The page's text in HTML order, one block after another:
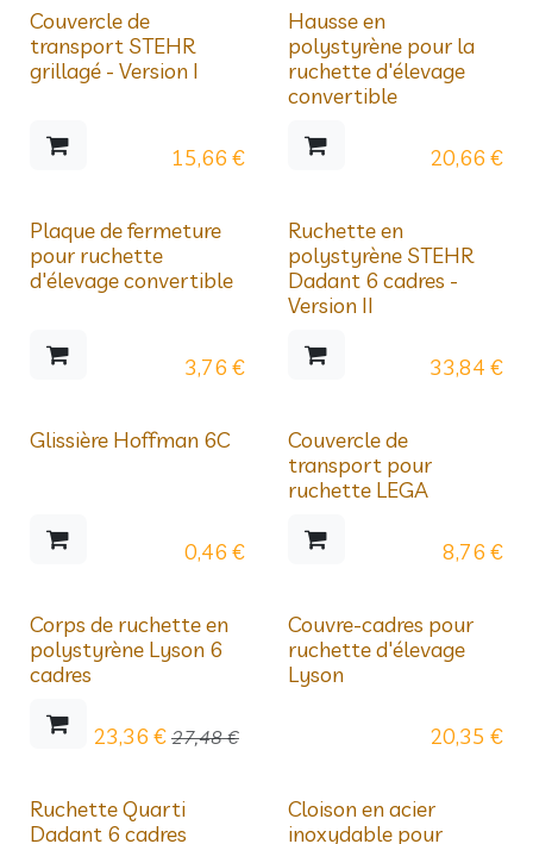
Prix dégressifs
Couvercle de
transport STEHR
grillagé - Version I
15,66 €
Hausse en
polystyrène pour la
ruchette d'élevage
convertible
20,66 €
Plaque de fermeture
pour ruchette
d'élevage convertible
3,76 €
Prix dégressifs
Ruchette en
polystyrène STEHR
Dadant 6 cadres -
Version II
33,84 €
Prix dégressifs
Glissière Hoffman 6C
0,46 €
Couvercle de
transport pour
ruchette LEGA
8,76 €
Déstockage
Corps de ruchette en
polystyrène Lyson 6
cadres
23,36 € 27,48€
Prix dégressifs
Couvre-cadres pour
ruchette d'élevage
Lyson
20,35 €
Ruchette Quarti
Dadant 6 cadres
Cloison en acier
inoxydable pour